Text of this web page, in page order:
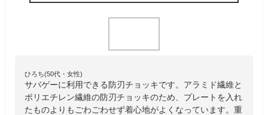
ひろち(50代・女性)
サバゲーに利用できる防刃チョッキです。アラミド繊維と
ポリエチレン繊維の防刃チョッキのため、プレートを入れ
たものよりもごわごわせず着心地がよくなっています。重